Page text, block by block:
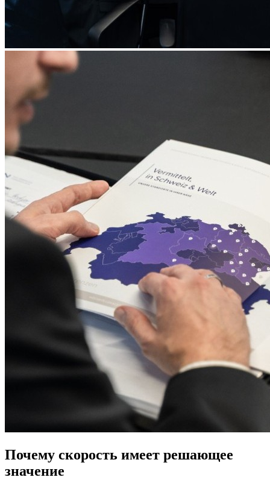
Почему скорость имеет решающее
значение